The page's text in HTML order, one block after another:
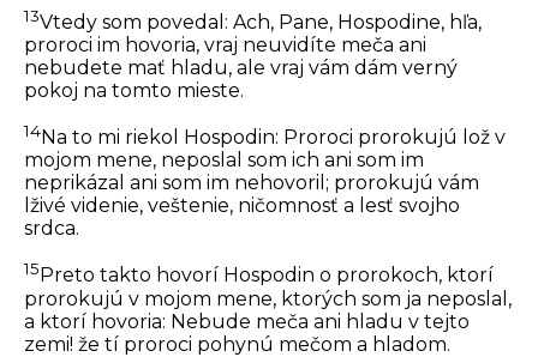
13Vtedy som povedal: Ach, Pane, Hospodine, hľa,
proroci im hovoria, vraj neuvidíte meča ani
nebudete mať hladu, ale vraj vám dám verný
pokoj na tomto mieste.
14Na to mi riekol Hospodin: Proroci prorokujú lož v
mojom mene, neposlal som ich ani som im
neprikázal ani som im nehovoril; prorokujú vám
lživé videnie, veštenie, ničomnosť a lesť svojho
srdca.
15 Preto takto hovorí Hospodin o prorokoch, ktorí
prorokujú v mojom mene, ktorých som ja neposlal,
a ktorí hovoria: Nebude meča ani hladu v tejto
zemi! že tí proroci pohynú mečom a hladom.